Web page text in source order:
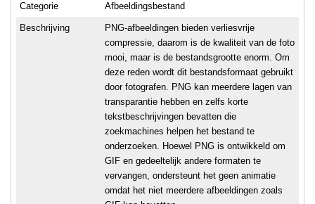
Categorie Afbeeldingsbestand
Beschrijving
PNG-afbeeldingen bieden verliesvrije
compressie, daarom is de kwaliteit van de foto
mooi, maar is de bestandsgrootte enorm. Om
deze reden wordt dit bestandsformaat gebruikt
door fotografen. PNG kan meerdere lagen van
transparantie hebben en zelfs korte
tekstbeschrijvingen bevatten die
zoekmachines helpen het bestand te
onderzoeken. Hoewel PNG is ontwikkeld om
GIF en gedeeltelijk andere formaten te
vervangen, ondersteunt het geen animatie
omdat het niet meerdere afbeeldingen zoals